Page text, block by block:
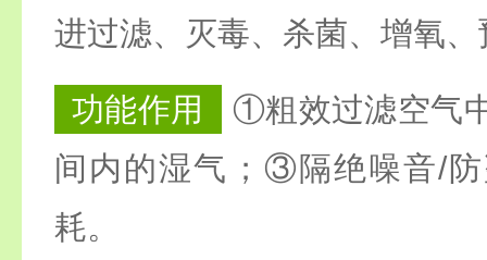
进过滤、灭毒、杀菌、增氧、
功能作用
①粗效过滤空气
间内的湿气；③隔绝噪音/
耗。